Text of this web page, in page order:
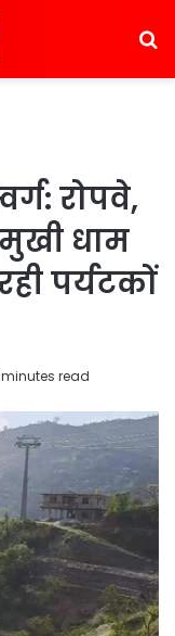
रोपवे,
धाम
पर्यटकों
read